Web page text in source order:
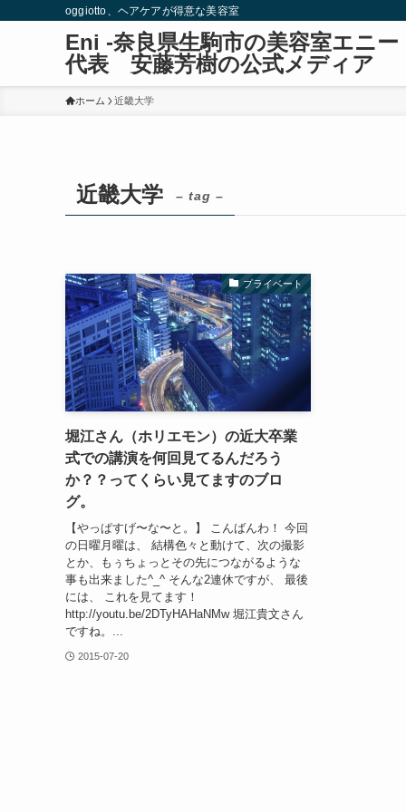
oggiotto、ヘアケアが得意な美容室
Eni -奈良県生駒市の美容室エ
代表 安藤芳樹の公式メディア
ホーム 近畿大学
近畿大学 – tag –
プライベート
堀江さん（ホリエモン）の近大卒業
式での講演を何回見てるんだろう
か？？ってくらい見てますのブロ
グ。
【やっぱすげ〜な〜と。】 こんばんわ！ 今回
の日曜月曜は、 結構色々と動けて、次の撮影
とか、もぅちょっとその先につながるような
事も出来ました^_^ そんな2連休ですが、 最後
には、 これを見てます！
http://youtu.be/2DTyHAHaNMw 堀江貴文さん
ですね。...
2015-07-20